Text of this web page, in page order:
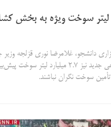
میلیون لیتر سوخت ویژه به بخش
دانشجو، غلامرضا نوری قزلجه وزیر
کشاورزی گفت: برای سال زراعی جدید نیز ۲.۷ میلیارد
تأمین سوخت نگران نباشند.